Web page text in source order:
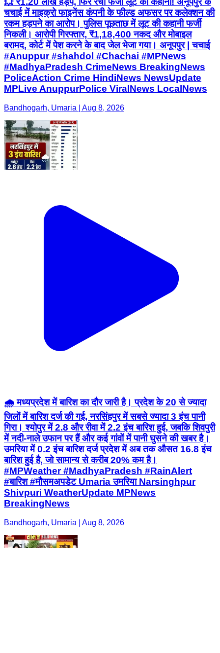
चचाई में माइक्रो फाइनेंस कंपनी के फील्ड अफसर पर कलेक्शन की
रकम हड़पने का आरोप। पुलिस पूछताछ में लूट की कहानी फर्जी
निकली। आरोपी गिरफ्तार, ₹1,18,400 नकद और मोबाइल
बरामद, कोर्ट में पेश करने के बाद जेल भेजा गया। अनूपपुर | चचाई
#Anuppur #shahdol #Chachai #MPNews
#MadhyaPradesh CrimeNews BreakingNews
PoliceAction Crime HindiNews NewsUpdate
MPLive AnuppurPolice ViralNews LocalNews
Bandhogarh, Umaria | Aug 8, 2026
🌧️ मध्यप्रदेश में बारिश का दौर जारी है। प्रदेश के 20 से ज्यादा
जिलों में बारिश दर्ज की गई, नरसिंहपुर में सबसे ज्यादा 3 इंच पानी
गिरा। श्योपुर में 2.8 और रीवा में 2.2 इंच बारिश हुई, जबकि शिवपुरी
में नदी-नाले उफान पर हैं और कई गांवों में पानी घुसने की खबर है।
उमरिया में 0.2 इंच बारिश दर्ज प्रदेश में अब तक औसत 16.8 इंच
बारिश हुई है, जो सामान्य से करीब 20% कम है।
#MPWeather #MadhyaPradesh #RainAlert
#बारिश #मौसमअपडेट Umaria उमरिया Narsinghpur
Shivpuri WeatherUpdate MPNews
BreakingNews
Bandhogarh, Umaria | Aug 8, 2026